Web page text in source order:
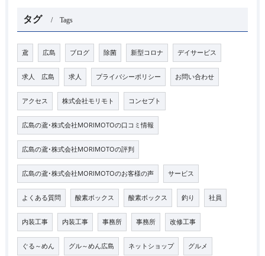
タグ Tags
鳶 広島 ブログ 除菌 新型コロナ デイサービス
求人 広島 求人 プライバシーポリシー お問い合わせ
アクセス 株式会社モリモト コンセプト
広島の鳶･株式会社MORIMOTOの口コミ情報
広島の鳶･株式会社MORIMOTOの評判
広島の鳶･株式会社MORIMOTOのお客様の声 サービス
よくある質問 酸素ボックス 酸素ボックス 釣り 社員
内装工事 内装工事 事務所 事務所 改修工事
ぐる～めん グル～めん広島 ネットショップ グルメ